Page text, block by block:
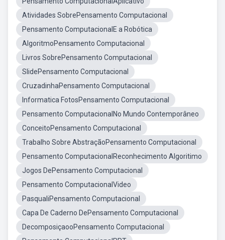
Atividades SobrePensamento Computacional
Pensamento ComputacionalE a Robótica
AlgoritmoPensamento Computacional
Livros SobrePensamento Computacional
SlidePensamento Computacional
CruzadinhaPensamento Computacional
Informatica FotosPensamento Computacional
Pensamento ComputacionalNo Mundo Contemporâneo
ConceitoPensamento Computacional
Trabalho Sobre AbstraçãoPensamento Computacional
Pensamento ComputacionalReconhecimento Algoritimo
Jogos DePensamento Computacional
Pensamento ComputacionalVideo
PasqualiPensamento Computacional
Capa De Caderno DePensamento Computacional
DecomposiçaooPensamento Computacional